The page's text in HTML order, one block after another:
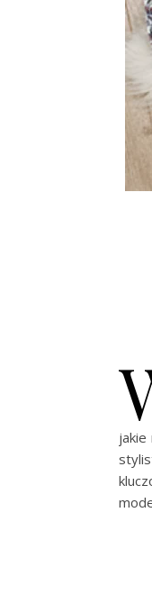
jakie